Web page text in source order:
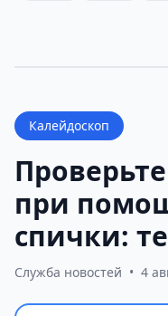
Калейдоскоп
при
спички:
Служба новостей • 4